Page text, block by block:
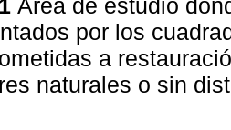
Área de estudio
por los
a
naturales o sin